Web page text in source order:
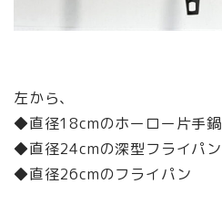
左から、
◆直径18cmのホーロー片手鍋
◆直径24cmの深型フライパン
◆直径26cmのフライパン